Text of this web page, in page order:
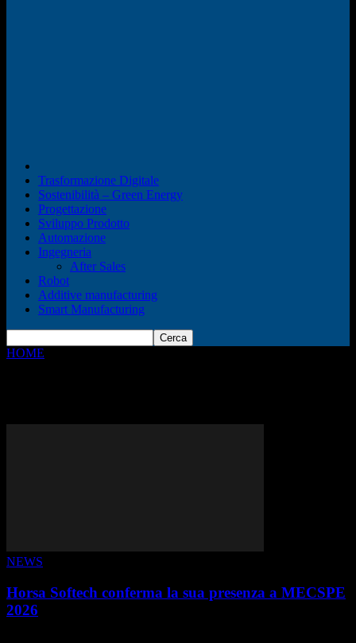
Trasformazione Digitale
Sostenibilità – Green Energy
Progettazione
Sviluppo Prodotto
Automazione
Ingegneria
After Sales
Robot
Additive manufacturing
Smart Manufacturing
HOME
NEWS
Horsa Softech conferma la sua presenza a MECSPE
2026